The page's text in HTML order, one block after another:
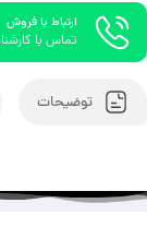
ارتباط با فروش
تماس با
توضیحات